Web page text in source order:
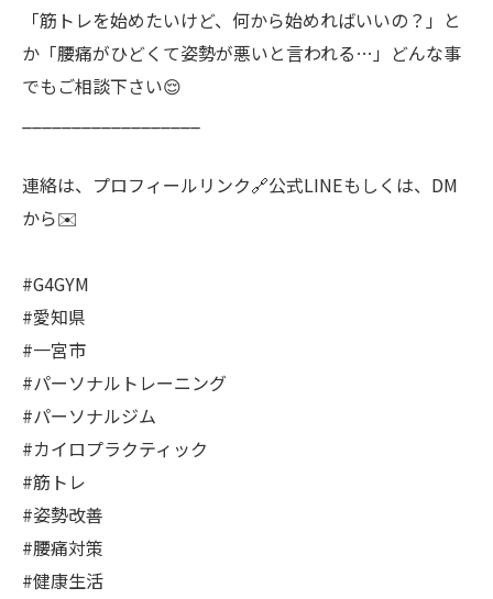
「筋トレを始めたいけど、何から始めればいいの？」と
か「腰痛がひどくて姿勢が悪いと言われる…」どんな事
でもご相談下さい😌
連絡は、プロフィールリンク🔗公式LINEもしくは、DM
から✉️
#G4GYM
#愛知県
#一宮市
#パーソナルトレーニング
#パーソナルジム
#カイロプラクティック
#筋トレ
#姿勢改善
#腰痛対策
#健康生活